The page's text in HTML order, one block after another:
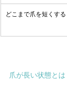
どこまで爪を短くす
爪が長い状態とは